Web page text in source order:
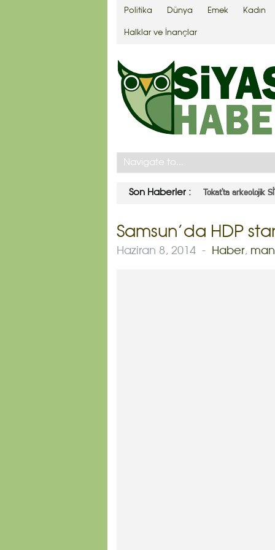
Politika Dünya Emek Kadın
Halklar ve İnançlar
Son Haberler : Alper Taş:
Samsun’da HDP
Haziran 8, 2014 - Haber,